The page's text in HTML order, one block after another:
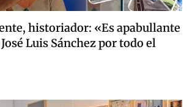
historiador: «Es apabullante
Luis Sánchez por todo el